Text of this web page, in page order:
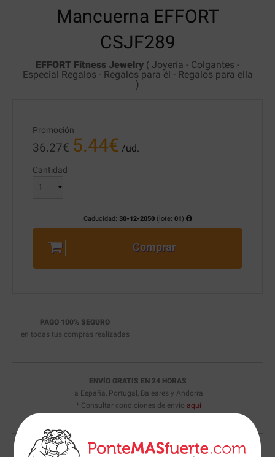
Mancuerna EFFORT
CSJF289
EFFORT Fitness Jewelry ( Joyería - Colgantes -
Especial Regalos - Regalos para él - Regalos para ella
)
Promoción
36.27€ 5.44€ /ud.
Cantidad
Caducidad: 30-12-2050(lote: 01)
Comprar
PAGO 100% SEGURO
en todas tus compras realizadas
ENVÍO GRATIS EN 24 HORAS
a España, Portugal, Baleares y Andorra
* Consultar condiciones de envío aquí
¿LO HAS ENCONTRADO MÁS BARATO?